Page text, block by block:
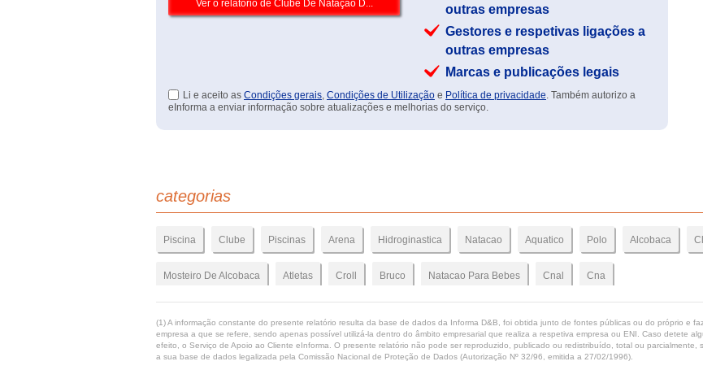
outras empresas
Gestores e respetivas ligações a
outras empresas
Marcas e publicações legais
Li e aceito as Condições gerais, Condições de Utilização e Política de privacidade. Também autorizo a
eInforma a enviar informação sobre atualizações e melhorias do serviço.
categorias
Piscina Clube Piscinas Arena Hidroginastica Natacao Aquatico Polo Alcobaca
Mosteiro De Alcobaca Atletas Croll Bruco Natacao Para Bebes Cnal Cna
(1) A informação constante do presente relatório resulta da base de dados da Informa D&B, foi obtida junto de fontes públicas ou do próprio e
empresa a que se refere, sendo apenas possível utilizá-la dentro do âmbito empresarial que realiza a respetiva empresa ou ENI. Caso detete
efeito, o Serviço de Apoio ao Cliente eInforma. O presente relatório não pode ser reproduzido, publicado ou redistribuído, total ou parcialmente,
a sua base de dados legalizada pela Comissão Nacional de Proteção de Dados (Autorização Nº 32/96, emitida a 27/02/1996).